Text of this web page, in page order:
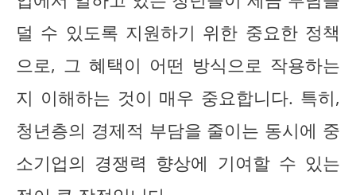
덜 수 있도록 지원하기 위한 중요한 정책
으로, 그 혜택이 어떤 방식으로 작용하는
지 이해하는 것이 매우 중요합니다. 특히,
청년층의 경제적 부담을 줄이는 동시에 중
소기업의 경쟁력 향상에 기여할 수 있는